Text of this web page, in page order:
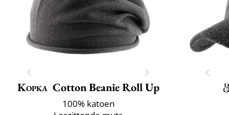
Kopka Cotton Beanie Roll Up
100% katoen